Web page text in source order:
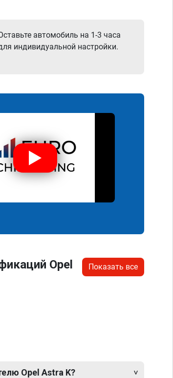
автомобиль на 1-3 часа
индивидуальной настройки.
Opel
Показать все
Opel Astra K?